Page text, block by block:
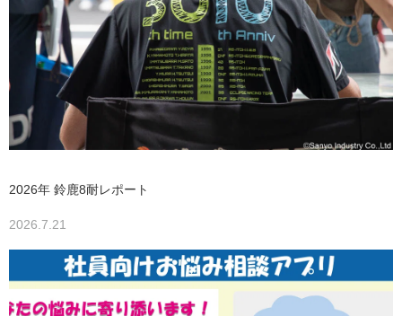
2026年 鈴鹿8耐レポート
2026.7.21